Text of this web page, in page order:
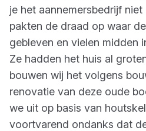
je het aannemersbedrijf
pakten de draad op waar
gebleven en vielen midden
Ze hadden het huis al
bouwen wij het volgens
renovatie van deze oude
we uit op basis van
voortvarend ondanks dat